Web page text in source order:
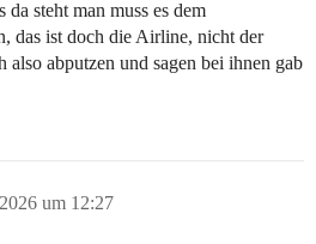
steht man muss es dem
das ist doch die Airline, nicht der
abputzen und sagen bei ihnen gab
um 12:27